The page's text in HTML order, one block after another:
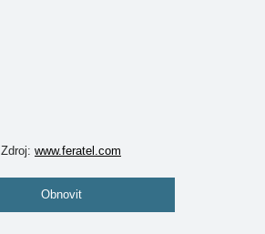
Zdroj: www.feratel.com
Obnovit